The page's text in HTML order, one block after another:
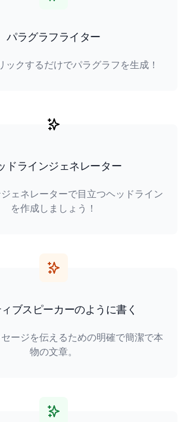
パラグラフライター
ックするだけでパラグラフを生成！
ドラインジェネレーター
ェネレーターで目立つヘッドライン
を作成しましょう！
ブスピーカーのように書く
ージを伝えるための明確で簡潔で本
物の文章。